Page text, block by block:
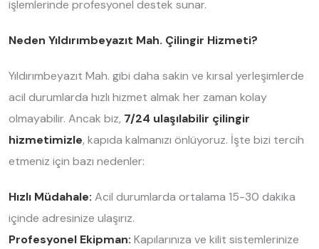
işlemlerinde profesyonel destek sunar.
Neden Yıldırımbeyazıt Mah. Çilingir Hizmeti?
Yıldırımbeyazıt Mah. gibi daha sakin ve kırsal yerleşimlerde
acil durumlarda hızlı hizmet almak her zaman kolay
olmayabilir. Ancak biz, 7/24 ulaşılabilir çilingir
hizmetimizle, kapıda kalmanızı önlüyoruz. İşte bizi tercih
etmeniz için bazı nedenler:
Hızlı Müdahale: Acil durumlarda ortalama 15-30 dakika
içinde adresinize ulaşırız.
Profesyonel Ekipman: Kapılarınıza ve kilit sistemlerinize